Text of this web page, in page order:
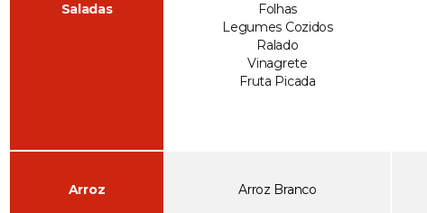
Saladas
Folhas
Legumes Cozidos
Ralado
Vinagrete
Fruta Picada
Arroz Arroz Branco